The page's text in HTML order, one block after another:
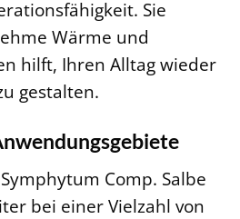
Sie
Wärme und
hilft, Ihren Alltag wieder
gestalten.
Comp. Salbe
bei einer Vielzahl von